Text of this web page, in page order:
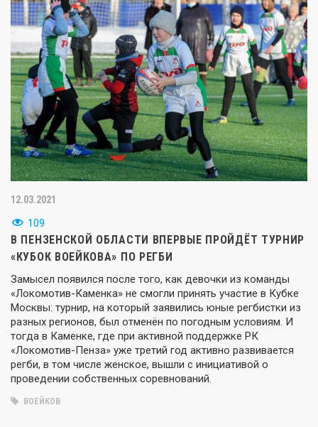
12.03.2021
109
В ПЕНЗЕНСКОЙ ОБЛАСТИ ВПЕРВЫЕ ПРОЙДЁТ ТУРНИР
«КУБОК ВОЕЙКОВА» ПО РЕГБИ
Замысел появился после того, как девочки из команды
«Локомотив-Каменка» не смогли принять участие в Кубке
Москвы: турнир, на который заявились юные регбистки из
разных регионов, был отменён по погодным условиям. И
тогда в Каменке, где при активной поддержке РК
«Локомотив-Пенза» уже третий год активно развивается
регби, в том числе женское, вышли с инициативой о
проведении собственных соревнований.
ВОЕЙКОВ